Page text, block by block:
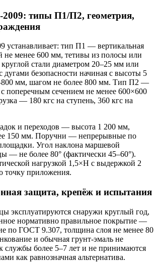
типы П1/П2, геометрия,
устанавливает: тип П1 — вертикальная
не менее 600 мм, тетивы из полосы или
стали диаметром 20–25 мм или
дугами безопасности начиная с высоты 5
мм, шагом не более 800 мм. Тип П2 —
с поперечным сечением не менее 600×600
— 180 кгс на ступень, 360 кгс на
и переходов — высота 1 200 мм,
150 мм. Поручни — непрерывные по
Угол наклона маршевой
— не более 80° (фактически 45–60°).
нагрузкой 1,5×Н с выдержкой 2
приложения.
защита, крепёж и испытания
эксплуатируются снаружи круглый год,
нормативно правильное покрытие —
по ГОСТ 9.307, толщина слоя не менее 80
и обычная грунт-эмаль не
службы более 5–7 лет и не принимаются
как равнозначная альтернатива.